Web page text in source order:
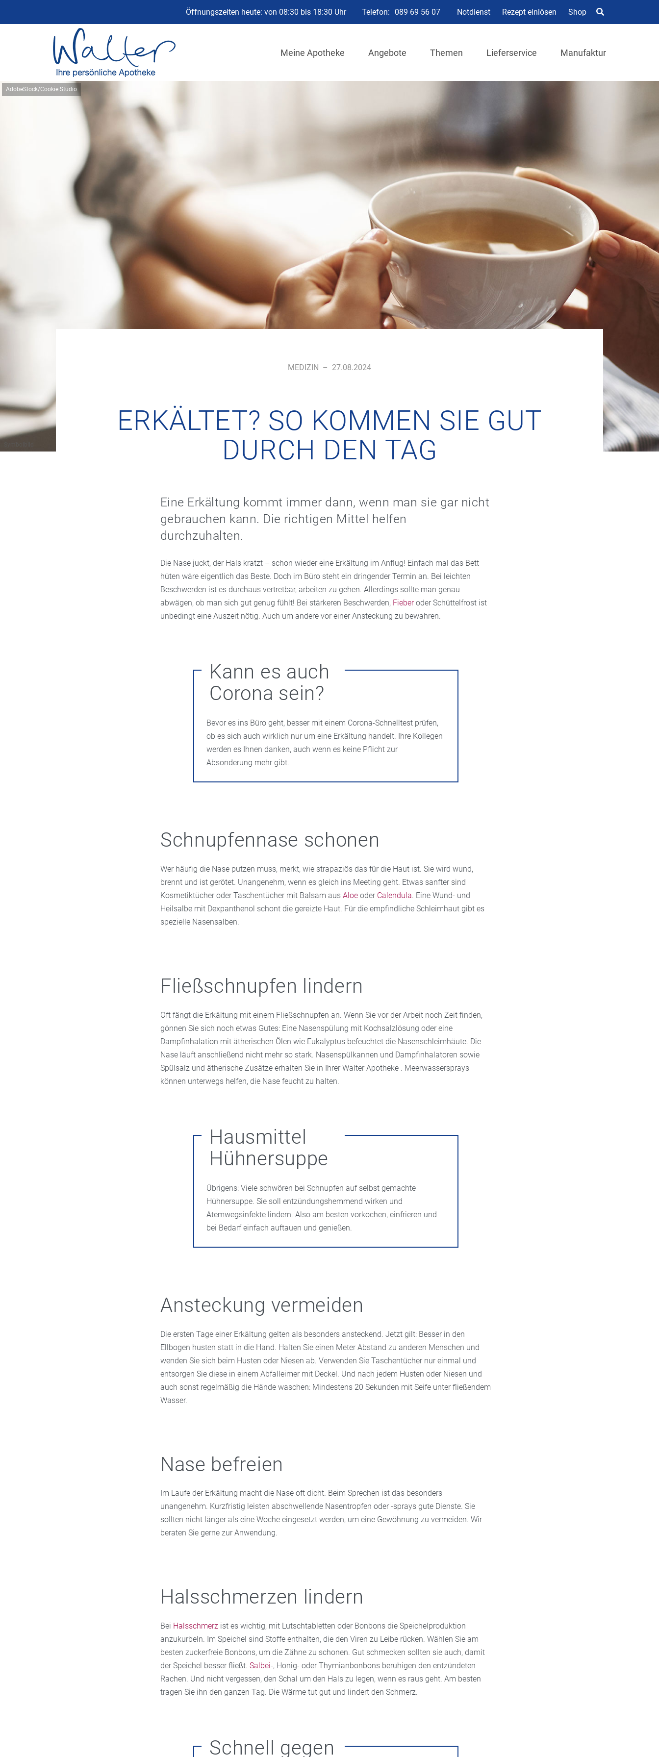
Öffnungszeiten heute: von 08:30 bis 18:30 Uhr Telefon: 089 69 56 07 Notdienst Rezept einlösen Shop
Meine Apotheke Angebote Themen Lieferservice Manufaktur
AdobeStock/Cookie Studio
MEDIZIN – 27.08.2024
ERKÄLTET? SO KOMMEN SIE GUT
DURCH DEN TAG
Eine Erkältung kommt immer dann, wenn man sie gar nicht
gebrauchen kann. Die richtigen Mittel helfen
durchzuhalten.
Die Nase juckt, der Hals kratzt – schon wieder eine Erkältung im Anflug! Einfach mal das Bett
hüten wäre eigentlich das Beste. Doch im Büro steht ein dringender Termin an. Bei leichten
Beschwerden ist es durchaus vertretbar, arbeiten zu gehen. Allerdings sollte man genau
abwägen, ob man sich gut genug fühlt! Bei stärkeren Beschwerden, Fieberoder Schüttelfrost ist
unbedingt eine Auszeit nötig. Auch um andere vor einer Ansteckung zu bewahren.
Kann es auch
Corona sein?
Bevor es ins Büro geht, besser mit einem Corona-Schnelltest prüfen,
ob es sich auch wirklich nur um eine Erkältung handelt. Ihre Kollegen
werden es Ihnen danken, auch wenn es keine Pflicht zur
Absonderung mehr gibt.
Schnupfennase schonen
Wer häufig die Nase putzen muss, merkt, wie strapaziös das für die Haut ist. Sie wird wund,
brennt und ist gerötet. Unangenehm, wenn es gleich ins Meeting geht. Etwas sanfter sind
Kosmetiktücher oder Taschentücher mit Balsam aus Aloeoder Calendula. Eine Wund- und
Heilsalbe mit Dexpanthenol schont die gereizte Haut. Für die empfindliche Schleimhaut gibt es
spezielle Nasensalben.
Fließschnupfen lindern
Oft fängt die Erkältung mit einem Fließschnupfen an. Wenn Sie vor der Arbeit noch Zeit finden,
gönnen Sie sich noch etwas Gutes: Eine Nasenspülung mit Kochsalzlösung oder eine
Dampfinhalation mit ätherischen Ölen wie Eukalyptus befeuchtet die Nasenschleimhäute. Die
Nase läuft anschließend nicht mehr so stark. Nasenspülkannen und Dampfinhalatoren sowie
Spülsalz und ätherische Zusätze erhalten Sie in Ihrer Walter Apotheke . Meerwassersprays
können unterwegs helfen, die Nase feucht zu halten.
Hausmittel
Hühnersuppe
Übrigens: Viele schwören bei Schnupfen auf selbst gemachte
Hühnersuppe. Sie soll entzündungshemmend wirken und
Atemwegsinfekte lindern. Also am besten vorkochen, einfrieren und
bei Bedarf einfach auftauen und genießen.
Ansteckung vermeiden
Die ersten Tage einer Erkältung gelten als besonders ansteckend. Jetzt gilt: Besser in den
Ellbogen husten statt in die Hand. Halten Sie einen Meter Abstand zu anderen Menschen und
wenden Sie sich beim Husten oder Niesen ab. Verwenden Sie Taschentücher nur einmal und
entsorgen Sie diese in einem Abfalleimer mit Deckel. Und nach jedem Husten oder Niesen und
auch sonst regelmäßig die Hände waschen: Mindestens 20 Sekunden mit Seife unter fließendem
Wasser.
Nase befreien
Im Laufe der Erkältung macht die Nase oft dicht. Beim Sprechen ist das besonders
unangenehm. Kurzfristig leisten abschwellende Nasentropfen oder -sprays gute Dienste. Sie
sollten nicht länger als eine Woche eingesetzt werden, um eine Gewöhnung zu vermeiden. Wir
beraten Sie gerne zur Anwendung.
Halsschmerzen lindern
Bei Halsschmerzist es wichtig, mit Lutschtabletten oder Bonbons die Speichelproduktion
anzukurbeln. Im Speichel sind Stoffe enthalten, die den Viren zu Leibe rücken. Wählen Sie am
besten zuckerfreie Bonbons, um die Zähne zu schonen. Gut schmecken sollten sie auch, damit
der Speichel besser fließt. Salbei-, Honig- oder Thymianbonbons beruhigen den entzündeten
Rachen. Und nicht vergessen, den Schal um den Hals zu legen, wenn es raus geht. Am besten
tragen Sie ihn den ganzen Tag. Die Wärme tut gut und lindert den Schmerz.
Schnell gegen